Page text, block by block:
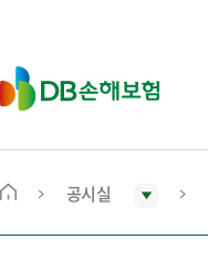
D
B
보
메
공시실